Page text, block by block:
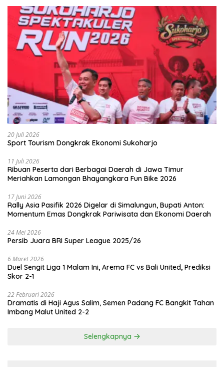
20 Juli 2026
Sport Tourism Dongkrak Ekonomi Sukoharjo
11 Juli 2026
Ribuan Peserta dari Berbagai Daerah di Jawa Timur
Meriahkan Lamongan Bhayangkara Fun Bike 2026
17 Juni 2026
Rally Asia Pasifik 2026 Digelar di Simalungun, Bupati Anton:
Momentum Emas Dongkrak Pariwisata dan Ekonomi Daerah
24 Mei 2026
Persib Juara BRI Super League 2025/26
6 Maret 2026
Duel Sengit Liga 1 Malam Ini, Arema FC vs Bali United, Prediksi
Skor 2-1
22 Februari 2026
Dramatis di Haji Agus Salim, Semen Padang FC Bangkit Tahan
Imbang Malut United 2-2
Selengkapnya